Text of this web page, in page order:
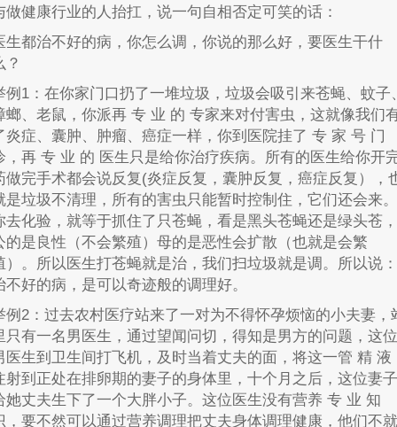
做健康行业的人抬扛，说一句自相否定可笑的话：
生都治不好的病，你怎么调，你说的那么好，要医生干什
？
例1：在你家门口扔了一堆垃圾，垃圾会吸引来苍蝇、蚊子
螂、老鼠，你派再 专 业 的 专家来对付害虫，这就像我们
炎症、囊肿、肿瘤、癌症一样，你到医院挂了 专 家 号 门
，再 专 业 的 医生只是给你治疗疾病。所有的医生给你开
做完手术都会说反复(炎症反复，囊肿反复，癌症反复），
是垃圾不清理，所有的害虫只能暂时控制住，它们还会来。
去化验，就等于抓住了只苍蝇，看是黑头苍蝇还是绿头苍，
的是良性（不会繁殖）母的是恶性会扩散（也就是会繁
）。所以医生打苍蝇就是治，我们扫垃圾就是调。所以说：
不好的病，是可以奇迹般的调理好。
例2：过去农村医疗站来了一对为不得怀孕烦恼的小夫妻，
只有一名男医生，通过望闻问切，得知是男方的问题，这位
医生到卫生间打飞机，及时当着丈夫的面，将这一管 精 液
射到正处在排卵期的妻子的身体里，十个月之后，这位妻子
她丈夫生下了一个大胖小子。这位医生没有营养 专 业 知
，要不然可以通过营养调理把丈夫身体调理健康，他们不就